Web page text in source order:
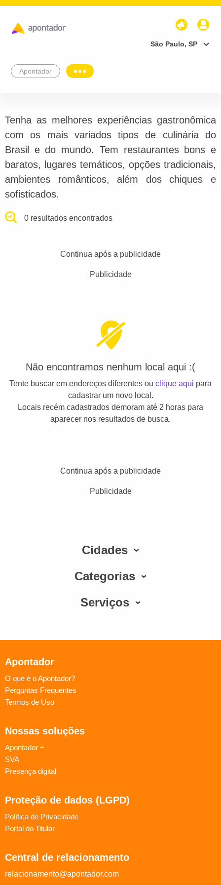
São Paulo, SP
Apontador
Tenha as melhores experiências gastronômica
com os mais variados tipos de culinária do
Brasil e do mundo. Tem restaurantes bons e
baratos, lugares temáticos, opções tradicionais,
ambientes românticos, além dos chiques e
sofisticados.
0 resultados encontrados
Continua após a publicidade
Publicidade
Não encontramos nenhum local aqui :(
Tente buscar em endereços diferentes ou clique aqui para
cadastrar um novo local.
Locais recém cadastrados demoram até 2 horas para
aparecer nos resultados de busca.
Continua após a publicidade
Publicidade
Cidades
Categorias
Serviços
Apontador
O que é o Apontador?
Perguntas Frequentes
Termos de Uso
Nossas soluções
Apontador +
SVA
Presença digital
Proteção de dados (LGPD)
Política de Privacidade
Portal do Titular
Central de relacionamento
relacionamento@apontador.com